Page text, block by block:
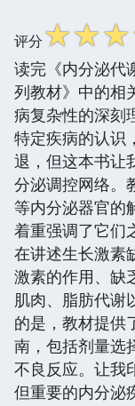
评分☆☆☆
读完《内分泌代
列教材》中的相
病复杂性的深刻
特定疾病的认识
退，但这本书让
分泌调控网络。
等内分泌器官的
着重强调了它们
在讲述生长激素
激素的作用、缺
肌肉、脂肪代谢
的是，教材提供
南，包括剂量选
不良反应。让我
但重要的内分泌